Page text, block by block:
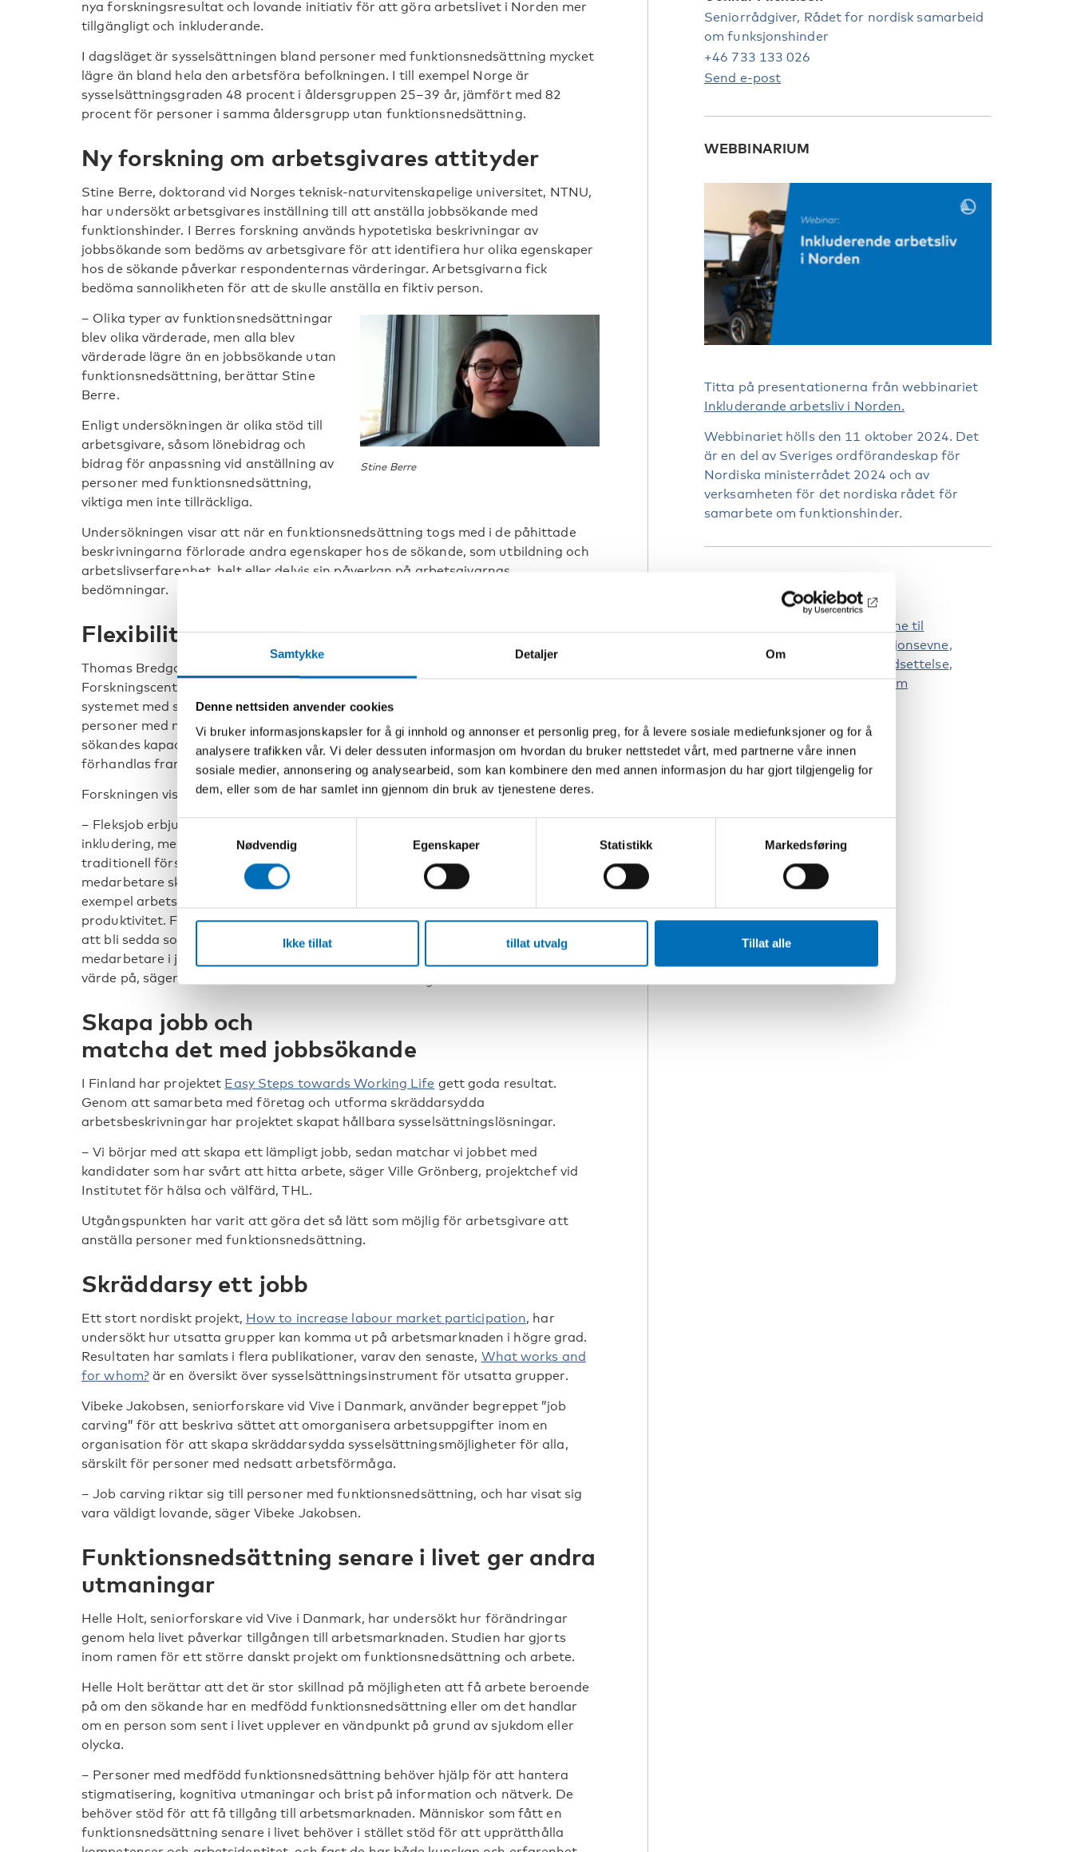
Samtykke Detaljer Om
Denne nettsiden anvender cookies
Vi bruker informasjonskapsler for å gi innhold og annonser et personlig preg, for å levere sosiale mediefunksjoner og for å
analysere trafikken vår. Vi deler dessuten informasjon om hvordan du bruker nettstedet vårt, med partnerne våre innen
sosiale medier, annonsering og analysearbeid, som kan kombinere den med annen informasjon du har gjort tilgjengelig for
dem, eller som de har samlet inn gjennom din bruk av tjenestene deres.
Samtykkevalg
Nødvendig
Egenskaper Statistikk Markedsføring
Ikke tillat tillat utvalg Tillat alle
nya forskningsresultat och lovande initiativ för att göra arbetslivet i Norden mer
tillgängligt och inkluderande.
I dagsläget är sysselsättningen bland personer med funktionsnedsättning mycket
lägre än bland hela den arbetsföra befolkningen. I till exempel Norge är
sysselsättningsgraden 48 procent i åldersgruppen 25–39 år, jämfört med 82
procent för personer i samma åldersgrupp utan funktionsnedsättning.
Ny forskning om arbetsgivares attityder
Stine Berre, doktorand vid Norges teknisk-naturvitenskapelige universitet, NTNU,
har undersökt arbetsgivares inställning till att anställa jobbsökande med
funktionshinder. I Berres forskning används hypotetiska beskrivningar av
jobbsökande som bedöms av arbetsgivare för att identifiera hur olika egenskaper
hos de sökande påverkar respondenternas värderingar. Arbetsgivarna fick
bedöma sannolikheten för att de skulle anställa en fiktiv person.
Stine Berre
– Olika typer av funktionsnedsättningar
blev olika värderade, men alla blev
värderade lägre än en jobbsökande utan
funktionsnedsättning, berättar Stine
Berre.
Enligt undersökningen är olika stöd till
arbetsgivare, såsom lönebidrag och
bidrag för anpassning vid anställning av
personer med funktionsnedsättning,
viktiga men inte tillräckliga.
Undersökningen visar att när en funktionsnedsättning togs med i de påhittade
beskrivningarna förlorade andra egenskaper hos de sökande, som utbildning och
arbetslivserfarenhet, helt eller delvis sin påverkan på arbetsgivarnas
bedömningar.
Flexibilitet ger jobb
Thomas Bredgaard, professor vid Aalborg Universitet och verksam vid
Forskningscenter for Handicap og Beskæftigelse har undersökt det danska
systemet med så kallade Fleksjobs. De flexibla jobben är en form av stöd till
personer med nedsatt arbetsförmåga. Jobbet designas så det passar den
sökandes kapacitet och funktionsnedsättning, och antalet arbetstimmar
förhandlas fram.
Forskningen visar att anställda i fleksjob är i en ambivalent position.
– Fleksjob erbjuder en möjlighet till
inkludering, men håller ändå kvar en
traditionell förståelse av hur en
medarbetare ska vara då det gäller till
exempel arbetskapacitet och
produktivitet. Fleksjobsanställda riskerar
att bli sedda som mindre värdefulla
medarbetare i jobb som det sätts lägre
värde på, säger Thomas Bredgaard.
Skapa jobb och
matcha det med jobbsökande
I Finland har projektet Easy Steps towards Working Life gett goda resultat.
Genom att samarbeta med företag och utforma skräddarsydda
arbetsbeskrivningar har projektet skapat hållbara sysselsättningslösningar.
– Vi börjar med att skapa ett lämpligt jobb, sedan matchar vi jobbet med
kandidater som har svårt att hitta arbete, säger Ville Grönberg, projektchef vid
Institutet för hälsa och välfärd, THL.
Utgångspunkten har varit att göra det så lätt som möjlig för arbetsgivare att
anställa personer med funktionsnedsättning.
Skräddarsy ett jobb
Ett stort nordiskt projekt, How to increase labour market participation, har
undersökt hur utsatta grupper kan komma ut på arbetsmarknaden i högre grad.
Resultaten har samlats i flera publikationer, varav den senaste, What works and
for whom?är en översikt över sysselsättningsinstrument för utsatta grupper.
Vibeke Jakobsen, seniorforskare vid Vive i Danmark, använder begreppet ”job
carving” för att beskriva sättet att omorganisera arbetsuppgifter inom en
organisation för att skapa skräddarsydda sysselsättningsmöjligheter för alla,
särskilt för personer med nedsatt arbetsförmåga.
– Job carving riktar sig till personer med funktionsnedsättning, och har visat sig
vara väldigt lovande, säger Vibeke Jakobsen.
Funktionsnedsättning senare i livet ger andra
utmaningar
Helle Holt, seniorforskare vid Vive i Danmark, har undersökt hur förändringar
genom hela livet påverkar tillgången till arbetsmarknaden. Studien har gjorts
inom ramen för ett större danskt projekt om funktionsnedsättning och arbete.
Helle Holt berättar att det är stor skillnad på möjligheten att få arbete beroende
på om den sökande har en medfödd funktionsnedsättning eller om det handlar
om en person som sent i livet upplever en vändpunkt på grund av sjukdom eller
olycka.
– Personer med medfödd funktionsnedsättning behöver hjälp för att hantera
stigmatisering, kognitiva utmaningar och brist på information och nätverk. De
behöver stöd för att få tillgång till arbetsmarknaden. Människor som fått en
funktionsnedsättning senare i livet behöver i stället stöd för att upprätthålla
Seniorrådgiver, Rådet for nordisk samarbeid
om funksjonshinder
+46 733 133 026
Send e-post
WEBBINARIUM
Titta på presentationerna från webbinariet
Inkluderande arbetsliv i Norden.
Webbinariet hölls den 11 oktober 2024. Det
är en del av Sveriges ordförandeskap för
Nordiska ministerrådet 2024 och av
verksamheten för det nordiska rådet för
samarbete om funktionshinder.
Arbeidsmarked
FNs konvensjon om rettighetene til
mennesker med nedsatt funksjonsevne
Funksjonshinder
Funksjonsnedsettelse
Rådet for nordisk samarbeid om